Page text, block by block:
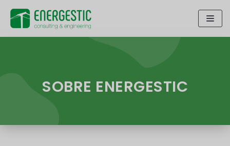
Skip
to
content
SOBRE ENERGESTIC